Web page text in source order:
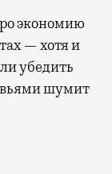
экономию
— хотя и
убедить
шумит